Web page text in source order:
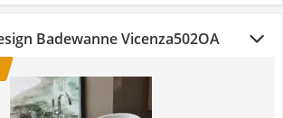
Badewanne Vicenza502OA